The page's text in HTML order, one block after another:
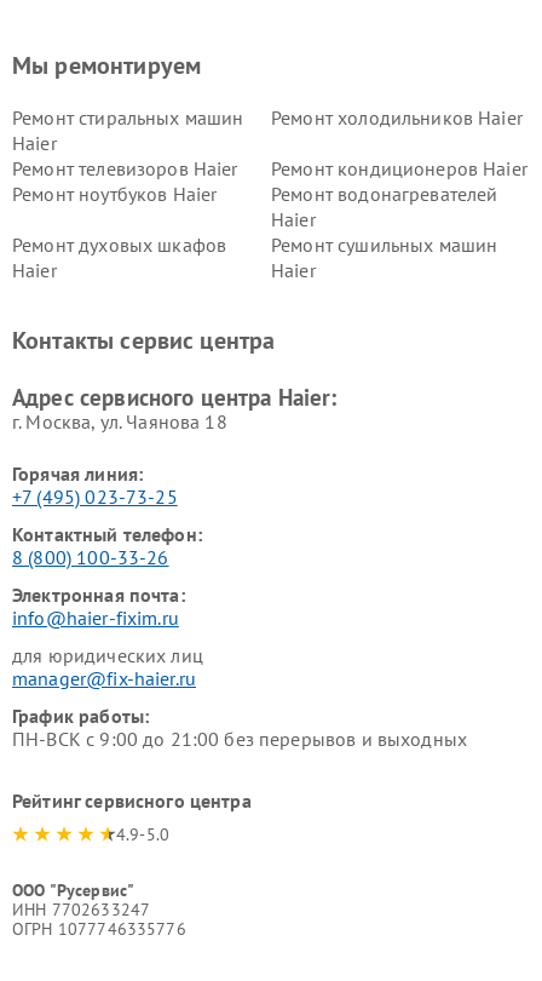
Мы ремонтируем
Ремонт стиральных машин
Haier
Ремонт холодильников Haier
Ремонт телевизоров Haier
Ремонт кондиционеров Haier
Ремонт ноутбуков Haier
Ремонт водонагревателей
Haier
Ремонт духовых шкафов
Haier
Ремонт сушильных машин
Haier
Ремонт роботов-пылесосов
Ремонт посудомоечных
Контакты сервис центра
Адрес сервисного центра Haier:
г. Москва, ул. Чаянова 18
Горячая линия:
+7 (495) 023-73-25
Контактный телефон:
8 (800) 100-33-26
Электронная почта:
info@haier-fixim.ru
для юридических лиц
manager@fix-haier.ru
График работы:
ПН-ВСК с 9:00 до 21:00 без перерывов и выходных
Рейтинг сервисного центра
4.9-5.0
ООО "Русервис"
ИНН 7702633247
ОГРН 1077746335776